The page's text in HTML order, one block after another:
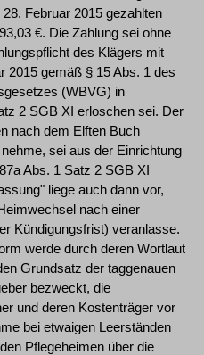
Februar 2015 gezahlten
€. Die Zahlung sei ohne
des Klägers mit
2015 gemäß § 15 Abs. 1 des
(WBVG) in
2 SGB XI erloschen sei. Der
nach dem Elften Buch
sei aus der Einrichtung
Abs. 1 Satz 2 SGB XI
liege auch dann vor,
nach einer
Kündigungsfrist) veranlasse.
werde durch deren Wortlaut
Grundsatz der taggenauen
bezweckt, die
und deren Kostenträger vor
bei etwaigen Leerständen
Pflegeheimen über die